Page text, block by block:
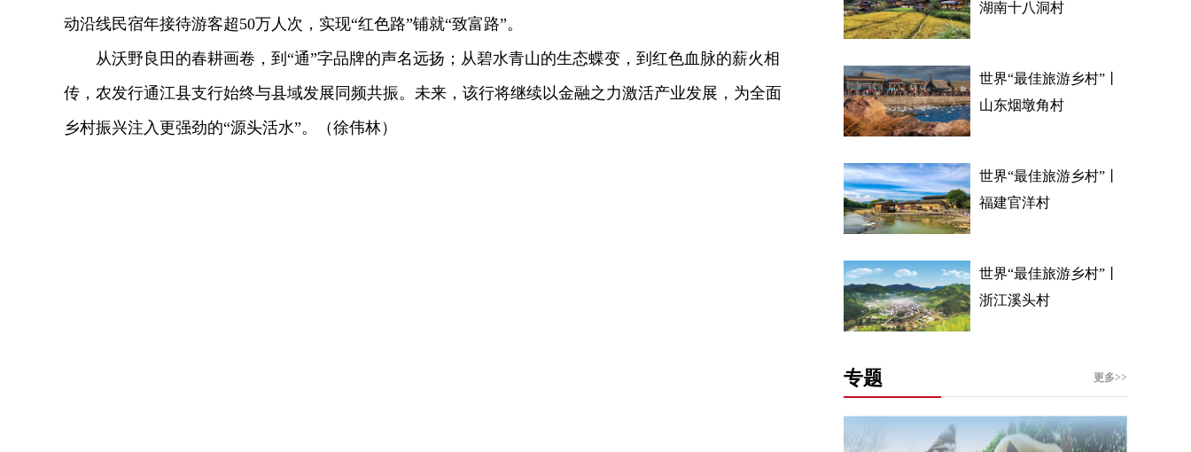
动沿线民宿年接待游客超50万人次，实现“红色路”铺就“致富路”。
从沃野良田的春耕画卷，到“通”字品牌的声名远扬；从碧水青山的生态蝶变，到红色血脉的薪火相
传，农发行通江县支行始终与县域发展同频共振。未来，该行将继续以金融之力激活产业发展，为全面
乡村振兴注入更强劲的“源头活水”。（徐伟林）